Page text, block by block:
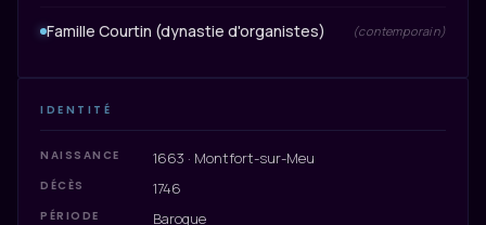
Famille Courtin (dynastie d'organistes) (contemporain)
IDENTITÉ
NAISSANCE 1663 · Montfort-sur-Meu
DÉCÈS 1746
PÉRIODE Baroque